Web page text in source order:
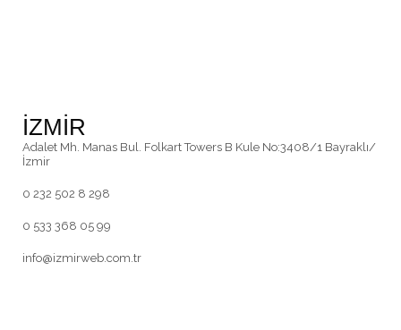
İZMİR
Adalet Mh. Manas Bul. Folkart Towers B Kule No:3408/1 Bayraklı/
İzmir
0 232 502 8 298
0 533 368 05 99
info@izmirweb.com.tr